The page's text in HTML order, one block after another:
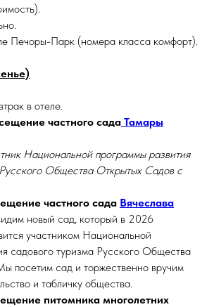
Печоры-Парк (номера класса комфорт).
в отеле.
частного сада Тамары
Национальной программы развития
Общества Открытых Садов с
частного сада Вячеслава
новый сад, который в 2026
участником Национальной
садового туризма Русского Общества
посетим сад и торжественно вручим
и табличку общества.
питомника многолетних